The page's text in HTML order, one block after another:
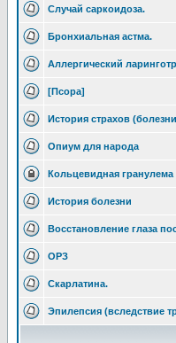
Случай саркоидоза.
Бронхиальная астма.
Аллергический
[Псора]
История страхов
Опиум для народа
Кольцевидная гранулема
История болезни
Восстановление глаза
ОРЗ
Скарлатина.
Эпилепсия (вследствие